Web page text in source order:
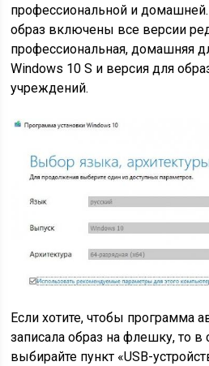
профессиональной и
образ включены все версии
профессиональная, домашняя
Windows 10 S и версия для
учреждений.
Если хотите, чтобы программа
записала образ на флешку, то
выбирайте пункт «USB-